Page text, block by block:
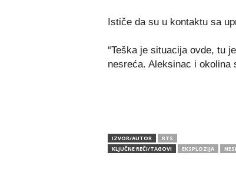
Ističe da su u kontaktu sa
“Teška je situacija ovde, tu
nesreća. Aleksinac i okolina
IZVOR/AUTOR
RTS
KLJUČNE REČI/TAGOVI
EKSPLOZIJA